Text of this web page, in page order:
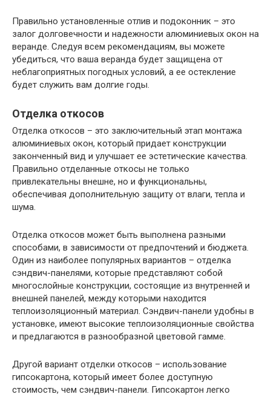
Правильно установленные отлив и подоконник – это
залог долговечности и надежности алюминиевых окон на
веранде. Следуя всем рекомендациям, вы можете
убедиться, что ваша веранда будет защищена от
неблагоприятных погодных условий, а ее остекление
будет служить вам долгие годы.
Отделка откосов
Отделка откосов – это заключительный этап монтажа
алюминиевых окон, который придает конструкции
законченный вид и улучшает ее эстетические качества.
Правильно отделанные откосы не только
привлекательны внешне, но и функциональны,
обеспечивая дополнительную защиту от влаги, тепла и
шума.
Отделка откосов может быть выполнена разными
способами, в зависимости от предпочтений и бюджета.
Один из наиболее популярных вариантов – отделка
сэндвич-панелями, которые представляют собой
многослойные конструкции, состоящие из внутренней и
внешней панелей, между которыми находится
теплоизоляционный материал. Сэндвич-панели удобны в
установке, имеют высокие теплоизоляционные свойства
и предлагаются в разнообразной цветовой гамме.
Другой вариант отделки откосов – использование
гипсокартона, который имеет более доступную
стоимость, чем сэндвич-панели. Гипсокартон легко